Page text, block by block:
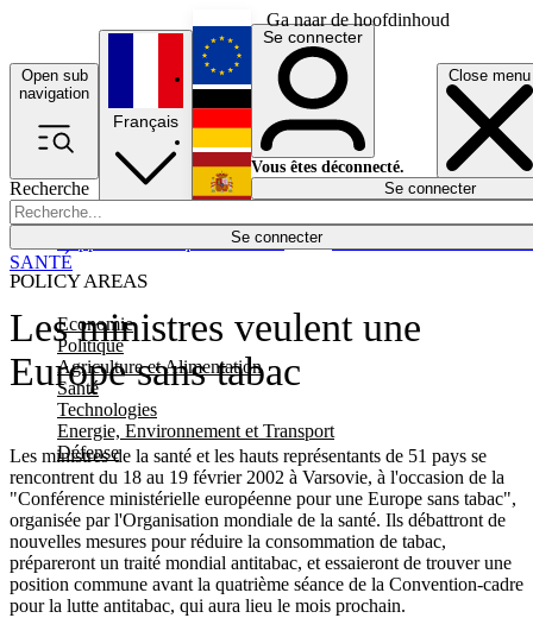
Ga naar de hoofdinhoud
Open sub
navigation
Close menu
Recherche
Se connecter
POLICY AREAS
Economie
Politique
Agriculture et Alimentation
Santé
Technologies
Energie, Environnement et Transport
Défense
Économie
Français
English
Deutsch
Español
Se connecter
Vous êtes déconnecté.
Se connecter
Les ministres veulent une
Europe sans tabac
Les ministres de la santé et les hauts représentants de 51 pays se
rencontrent du 18 au 19 février 2002 à Varsovie, à l'occasion de la
"Conférence ministérielle européenne pour une Europe sans tabac",
organisée par l'Organisation mondiale de la santé. Ils débattront de
nouvelles mesures pour réduire la consommation de tabac,
prépareront un traité mondial antitabac, et essaieront de trouver une
position commune avant la quatrième séance de la Convention-cadre
pour la lutte antitabac, qui aura lieu le mois prochain.
SANTÉ